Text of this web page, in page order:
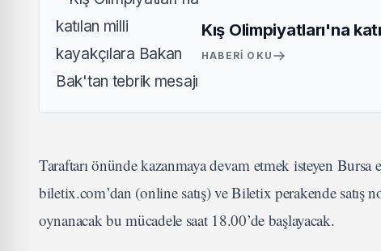
Kış Olimpiyatları'na
HABERI OKU
Taraftarı önünde kazanmaya devam etmek isteyen Bursa
biletix.com’dan (online satış) ve Biletix perakende satış
oynanacak bu mücadele saat 18.00’de başlayacak.